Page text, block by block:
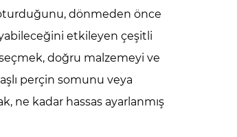
oturduğunu, dönmeden önce
etkileyen çeşitli
doğru malzemeyi ve
perçin somunu veya
ne kadar hassas ayarlanmış